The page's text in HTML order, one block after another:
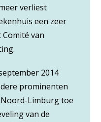
verliest
een zeer
van
2014
prominenten
Limburg toe
van de